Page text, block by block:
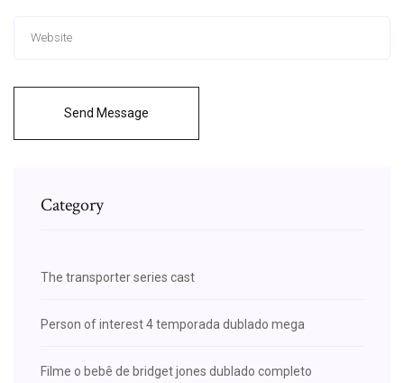
Send Message
Category
The transporter series cast
Person of interest 4 temporada dublado mega
Filme o bebê de bridget jones dublado completo